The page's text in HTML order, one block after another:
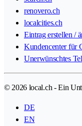
renovero.ch
localcities.ch
Eintrag erstellen /
Kundencenter für
Unerwünschtes
© 2026 local.ch - Ein
DE
EN